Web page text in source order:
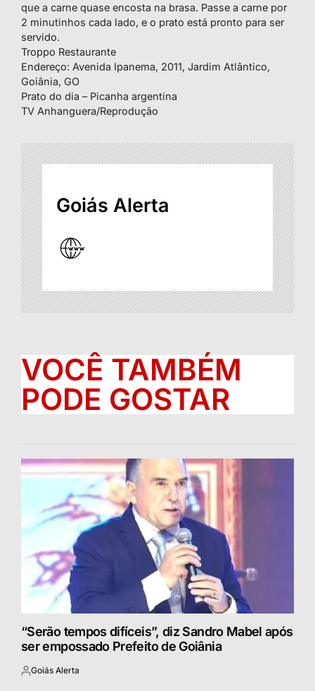
que a carne quase encosta na brasa. Passe a carne por
2 minutinhos cada lado, e o prato está pronto para ser
servido.
Troppo Restaurante
Endereço: Avenida Ipanema, 2011, Jardim Atlântico,
Goiânia, GO
Prato do dia – Picanha argentina
TV Anhanguera/Reprodução
Goiás Alerta
VOCÊ TAMBÉM
PODE GOSTAR
“Serão tempos difíceis”, diz Sandro Mabel após
ser empossado Prefeito de Goiânia
Postado
Goiás Alerta